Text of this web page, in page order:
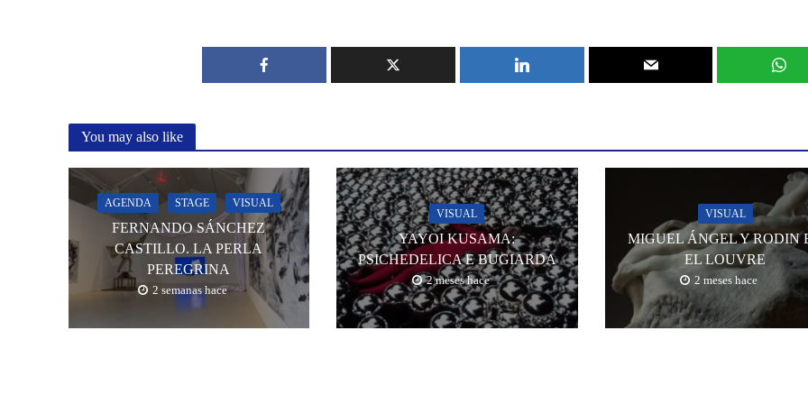
You may also like
AGENDA STAGE VISUAL
FERNANDO SÁNCHEZ
CASTILLO. LA PERLA
PEREGRINA
2 semanas hace
VISUAL
YAYOI KUSAMA:
PSICHEDELICA E BUGIARDA
2 meses hace
VISUAL
MIGUEL ÁNGEL Y RODIN
EL LOUVRE
2 meses hace